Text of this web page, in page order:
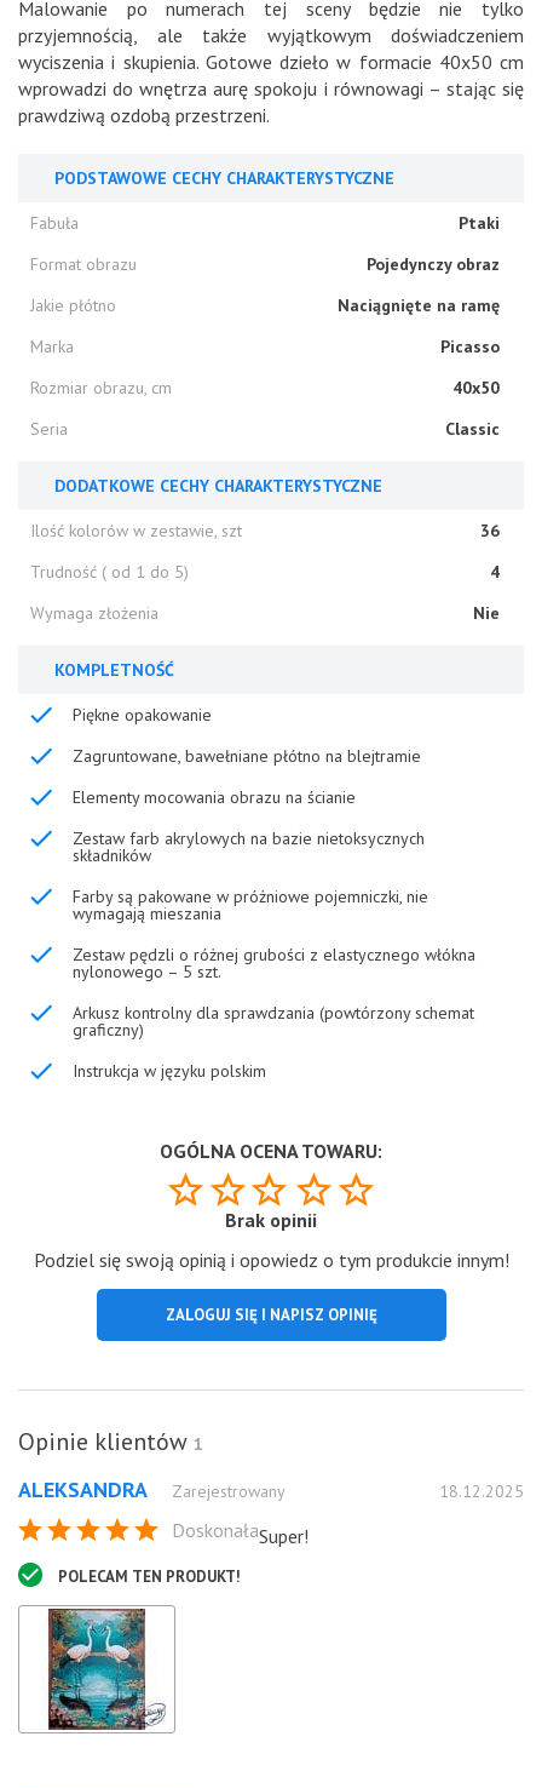
Malowanie po numerach tej sceny będzie nie tylko
przyjemnością, ale także wyjątkowym doświadczeniem
wyciszenia i skupienia. Gotowe dzieło w formacie 40x50 cm
wprowadzi do wnętrza aurę spokoju i równowagi – stając się
prawdziwą ozdobą przestrzeni.
PODSTAWOWE CECHY CHARAKTERYSTYCZNE
Fabuła
Ptaki
Format obrazu
Pojedynczy obraz
Jakie płótno
Naciągnięte na ramę
Marka
Picasso
Rozmiar obrazu, cm
40x50
Seria
Classic
DODATKOWE CECHY CHARAKTERYSTYCZNE
Ilość kolorów w zestawie, szt
36
Trudność ( od 1 do 5)
4
Wymaga złożenia
Nie
KOMPLETNOŚĆ
Piękne opakowanie
Zagruntowane, bawełniane płótno na blejtramie
Elementy mocowania obrazu na ścianie
Zestaw farb akrylowych na bazie nietoksycznych
składników
Farby są pakowane w próżniowe pojemniczki, nie
wymagają mieszania
Zestaw pędzli o różnej grubości z elastycznego włókna
nylonowego – 5 szt.
Arkusz kontrolny dla sprawdzania (powtórzony schemat
graficzny)
Instrukcja w języku polskim
OGÓLNA OCENA TOWARU:
Brak opinii
Podziel się swoją opinią i opowiedz o tym produkcie innym!
ZALOGUJ SIĘ I NAPISZ OPINIĘ
Opinie klientów 1
ALEKSANDRA Zarejestrowany 18.12.2025
Doskonała
POLECAM TEN PRODUKT!
Super!